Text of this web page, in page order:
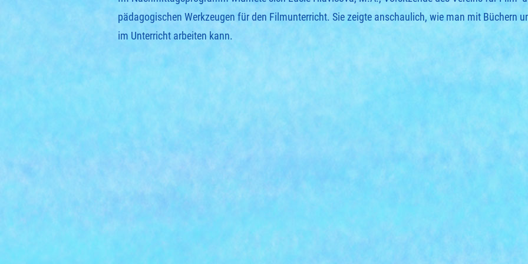
pädagogischen Werkzeugen für den Filmunterricht. Sie zeigte anschaulich, wie man mit Büchern
im Unterricht arbeiten kann.